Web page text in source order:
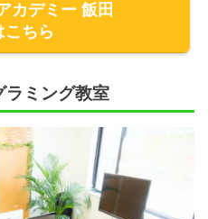
カデミー 飯田
こちら
ラミング教室